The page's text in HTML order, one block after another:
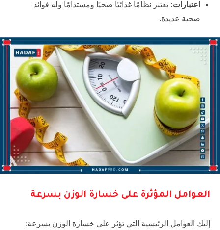
اعتبارات: يعتبر نظامًا غذائيًا صحيًا ومستدامًا وله فوائد
صحية عديدة.
العوامل المؤثرة على خسارة الوزن بسرعة
إليك العوامل الرئيسية التي تؤثر على خسارة الوزن بسرعة: